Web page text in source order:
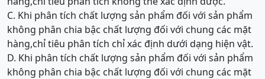
C. Khi phân tích chất lượng sản phẩm đối với sản phẩm
không phân chia bậc chất lượng đối với chung các mặt
hàng,chỉ tiêu phân tích chỉ xác định dưới dạng hiện vật.
D. Khi phân tích chất lượng sản phẩm đối với sản phẩm
không phân chia bậc chất lượng đối với chung các mặt